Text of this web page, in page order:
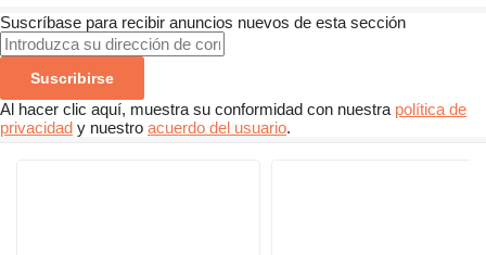
Suscríbase para recibir anuncios nuevos de esta sección
Suscribirse
Al hacer clic aquí, muestra su conformidad con nuestra política de
privacidad y nuestro acuerdo del usuario.